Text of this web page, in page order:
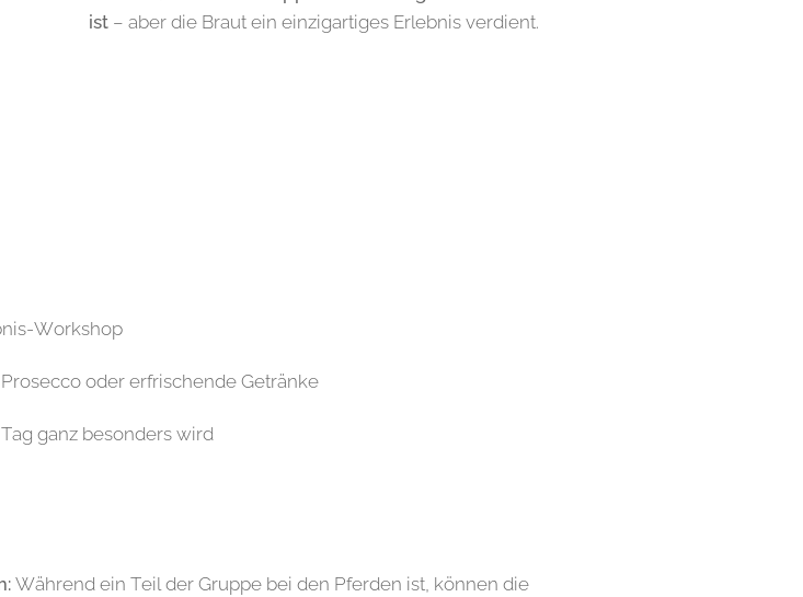
ist – aber die Braut ein einzigartiges Erlebnis verdient.
Workshop 💕
oder erfrischende Getränke 🥂✨
ganz besonders wird
Während ein Teil der Gruppe bei den Pferden ist, können die